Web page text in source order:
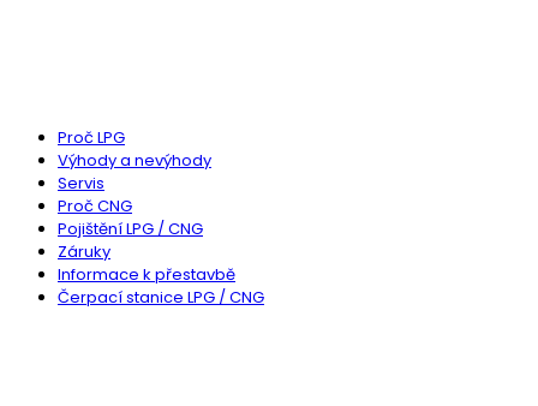
Proč LPG
Výhody a nevýhody
Servis
Proč CNG
Pojištění LPG / CNG
Záruky
Informace k přestavbě
Čerpací stanice LPG / CNG